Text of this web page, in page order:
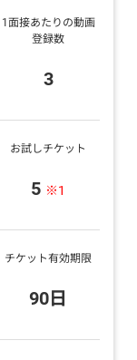
1面接あたりの動画
登録数
3
お試しチケット
5 ※1
チケット有効期限
90日